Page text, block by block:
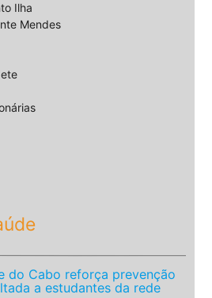
Ilha
Mendes
do Cabo reforça prevenção
a estudantes da rede